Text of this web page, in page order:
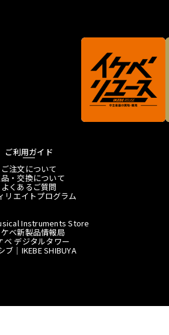
ご利用ガイド
ご注文について
・交換について
よくあるご質問
リエイトプログラム
Instruments Store
ベ新製品情報局
ベ デジタルタワー
ブ｜IKEBE SHIBUYA